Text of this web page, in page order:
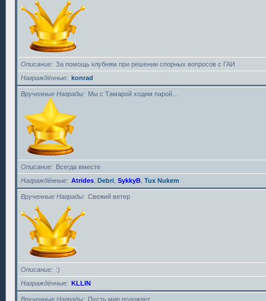
Описание
За помощь клубням при решении спорных вопросов с ГАИ
Награждённые
konrad
Врученные Награды Мы с Тамарой ходим парой...
Описание
Всегда вместе
Награждённые
Atrides Debri SykkyB Tux Nukem
Врученные Награды Свежий ветер
Описание
:)
Награждённые
KLLIN
Врученные Награды Пусть мир подождет